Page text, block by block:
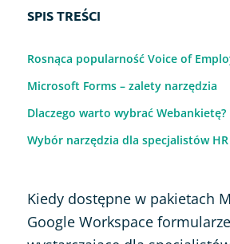
SPIS TREŚCI
Rosnąca popularność Voice of
Microsoft Forms – zalety narzędzia
Dlaczego warto wybrać Webankietę?
Wybór narzędzia dla specjalistów HR
Kiedy dostępne w pakietach
Google Workspace